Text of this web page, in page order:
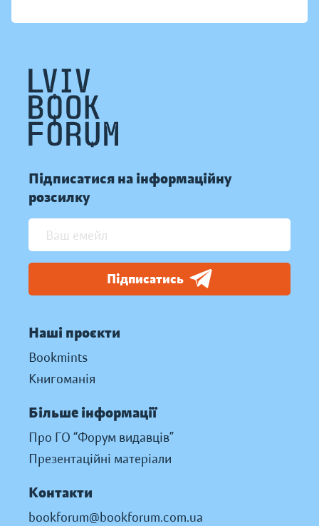
Підписатися на інформаційну
розсилку
Підписатись
Наші проєкти
Bookmints
Книгоманія
Більше інформації
Про ГО “Форум видавців”
Презентаційні матеріали
Контакти
bookforum@bookforum.com.ua